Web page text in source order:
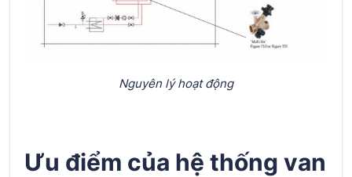
Nguyên lý hoạt động
Ưu điểm của hệ thống van